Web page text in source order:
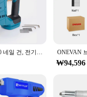
Hormy 무선 F30 네일 건, 전기 가구 목공 태커 스테이플러, 목공 전동 공구 스테이플 건, 마키타 18V 배터리용
₩94,596